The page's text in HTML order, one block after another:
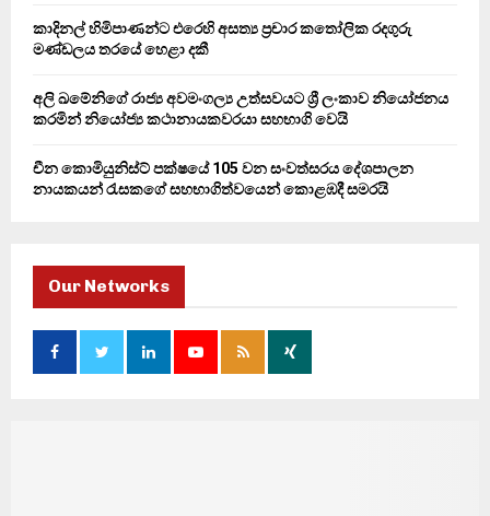
කාදිනල් හිමිපාණන්ට එරෙහි අසත්‍ය ප්‍රචාර කතෝලික රදගුරු
මණ්ඩලය තරයේ හෙළා දකී
අලි ඛමේනිගේ රාජ්‍ය අවමංගල්‍ය උත්සවයට ශ්‍රී ලංකාව නියෝජනය
කරමින් නියෝජ්‍ය කථානායකවරයා සහභාගි වෙයි
චීන කොමියුනිස්ට් පක්ෂයේ 105 වන සංවත්සරය දේශපාලන
නායකයන් රැසකගේ සහභාගිත්වයෙන් කොළඹදී සමරයි
Our Networks